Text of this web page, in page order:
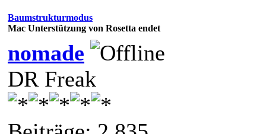
Baumstrukturmodus
Mac Unterstützung von Rosetta endet
nomade
DR Freak